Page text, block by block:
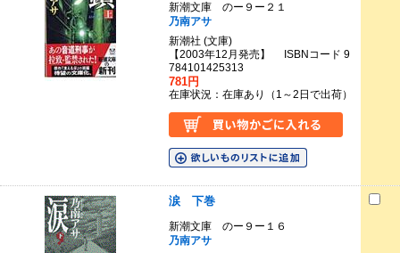
新潮文庫 のー９ー２１
乃南アサ
新潮社 (文庫)
【2003年12月発売】 ISBNコード 9
784101425313
781円
在庫状況：在庫あり（1～2日で出荷）
涙 下巻
新潮文庫 のー９ー１６
乃南アサ